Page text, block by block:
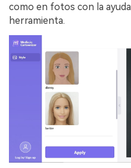
como en fotos con la
herramienta.